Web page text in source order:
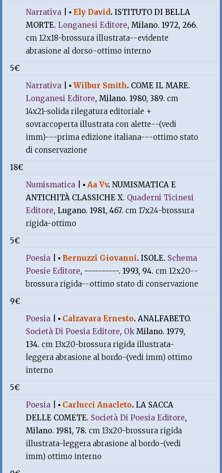
Narrativa |▪ Ely David.ISTITUTO DI BELLA
MORTE.Longanesi Editore, Milano. 1972, 266.
cm 12x18-brossura illustrata--evidente
abrasione al dorso-ottimo interno
5€
Narrativa |▪Wilbur Smith. COME IL MARE.
Longanesi Editore, Milano. 1980, 389.cm
14x21-solida rilegatura editoriale +
sovraccoperta illustrata con alette--(vedi
imm)---prima edizione italiana---ottimo stato
di conservazione
18€
Numismatica |▪Aa Vv.NUMISMATICA E
ANTICHITÀ CLASSICHE X. Quaderni Ticinesi
Editore, Lugano. 1981, 467.cm 17x24-brossura
rigida-ottimo
5€
Poesia |▪ Bernuzzi Giovanni.ISOLE. Schema
Poesie Editore, ----------. 1993, 94.cm 12x20--
brossura rigida--ottimo stato di conservazione
9€
Poesia |▪ Calzavara Ernesto.ANALFABETO.
Società Di Poesia Editore, Ok Milano. 1979,
134.cm 13x20-brossura rigida illustrata-
leggera abrasione al bordo-(vedi imm) ottimo
interno
5€
Poesia |▪ Carlucci Anacleto.LA SACCA
DELLE COMETE. Società Di Poesia Editore,
Milano. 1981, 78.cm 13x20-brossura rigida
illustrata-leggera abrasione al bordo-(vedi
imm) ottimo interno